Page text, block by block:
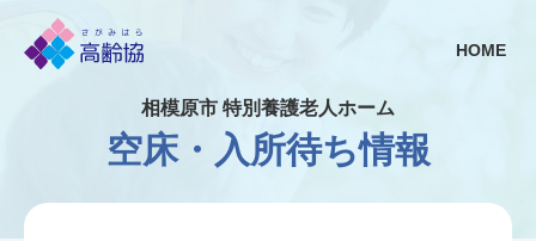
HOME
相模原市 特別養護老人ホーム
空床・入所待ち情報